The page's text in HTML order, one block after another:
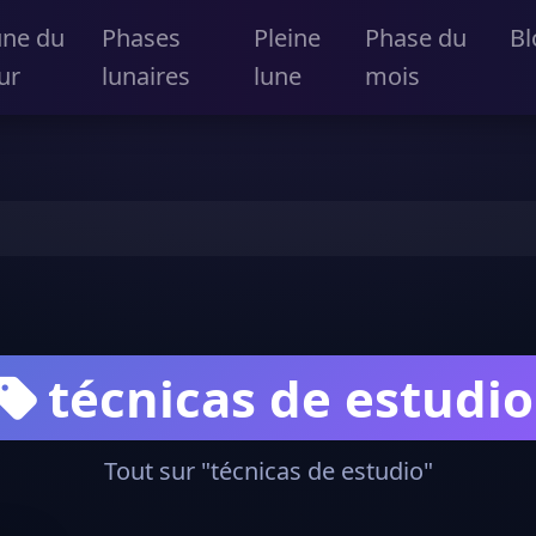
du
Phases
lunaires
Pleine
lune
Phase du
mois
técnicas de estudio
Tout sur "técnicas de estudio"